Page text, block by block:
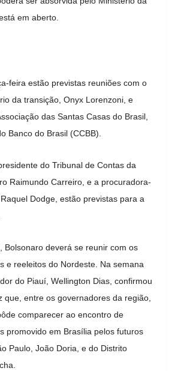
em aberto.
feira estão previstas reuniões com o
da transição, Onyx Lorenzoni, e
das Santas Casas do Brasil,
Banco do Brasil (CCBB).
do Tribunal de Contas da
Raimundo Carreiro, e a procuradora-
Dodge, estão previstas para a
Bolsonaro deverá se reunir com os
e reeleitos do Nordeste. Na semana
do Piauí, Wellington Dias, confirmou
que, entre os governadores da região,
comparecer ao encontro de
promovido em Brasília pelos futuros
Paulo, João Doria, e do Distrito